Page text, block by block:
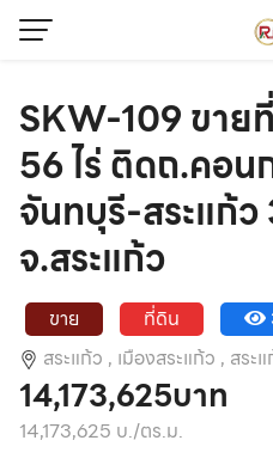
SKW-109 ขาย
56 ไร่ ติดถ.คอน
จันทบุรี-สระแก้ว
จ.สระแก้ว
ขาย ที่ดิน
สระแก้ว , เมืองสระแก้ว , สระ
14,173,625บาท
14,173,625 บ./ตร.ม.